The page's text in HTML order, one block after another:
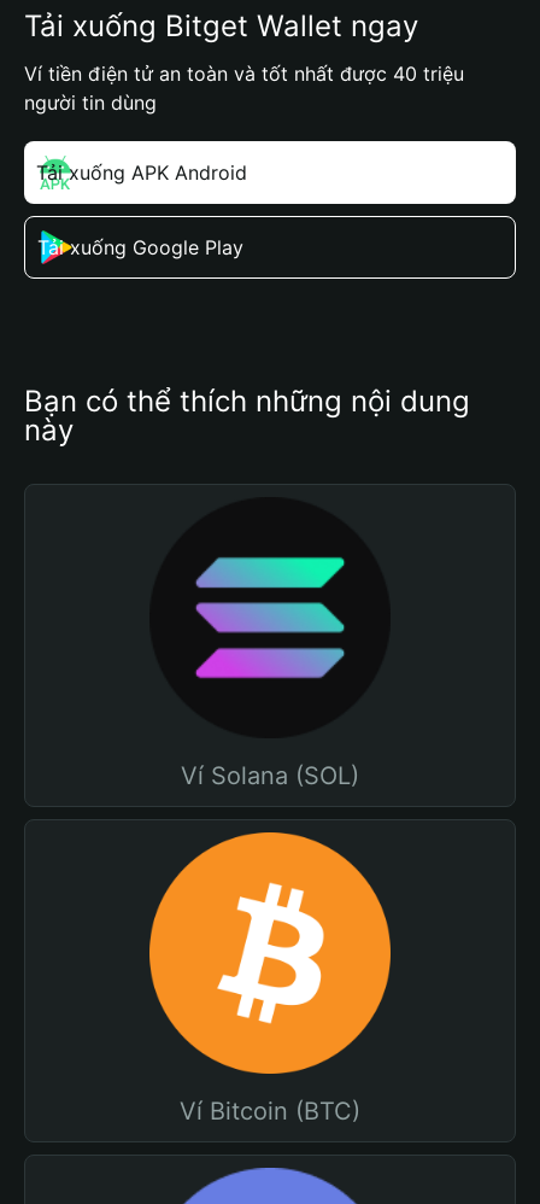
Tải xuống Bitget Wallet ngay
Ví tiền điện tử an toàn và tốt nhất được 40 triệu
người tin dùng
Tải xuống APK Android
Tải xuống Google Play
Bạn có thể thích những nội dung
này
Ví Solana (SOL)
Ví Bitcoin (BTC)